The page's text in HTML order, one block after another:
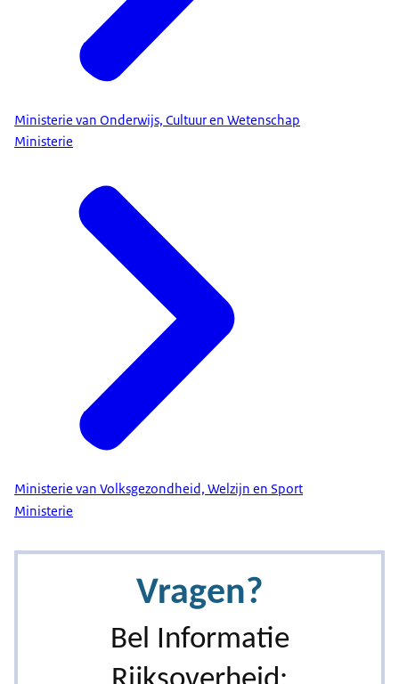
Ministerie van Onderwijs, Cultuur en Wetenschap
Ministerie
Ministerie van Volksgezondheid, Welzijn en Sport
Ministerie